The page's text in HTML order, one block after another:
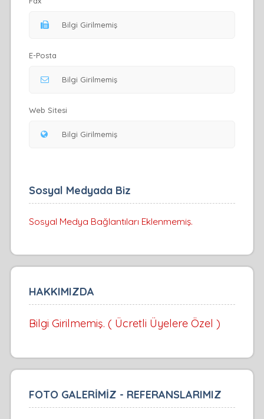
E-Posta
Web Sitesi
Sosyal Medyada Biz
Sosyal Medya Bağlantıları Eklenmemiş.
HAKKIMIZDA
Bilgi Girilmemiş. ( Ücretli Üyelere Özel )
FOTO GALERİMİZ - REFERANSLARIMIZ